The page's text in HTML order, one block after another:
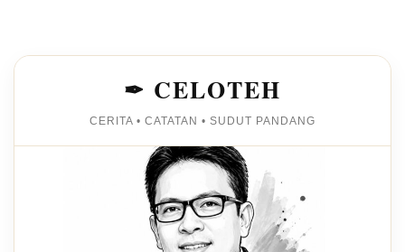
✒ CELOTEH
CERITA • CATATAN • SUDUT PANDANG